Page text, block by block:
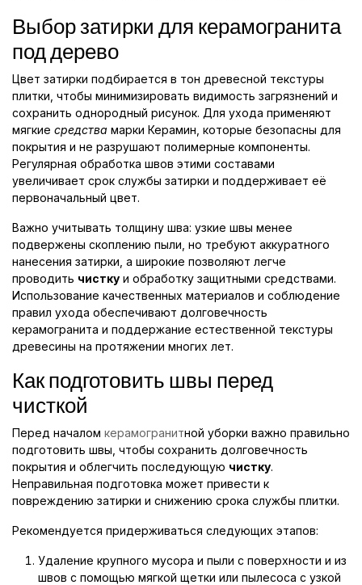
Выбор затирки для керамогранита
под дерево
Цвет затирки подбирается в тон древесной текстуры
плитки, чтобы минимизировать видимость загрязнений и
сохранить однородный рисунок. Для ухода применяют
мягкие средства марки Керамин, которые безопасны для
покрытия и не разрушают полимерные компоненты.
Регулярная обработка швов этими составами
увеличивает срок службы затирки и поддерживает её
первоначальный цвет.
Важно учитывать толщину шва: узкие швы менее
подвержены скоплению пыли, но требуют аккуратного
нанесения затирки, а широкие позволяют легче
проводить чистку и обработку защитными средствами.
Использование качественных материалов и соблюдение
правил ухода обеспечивают долговечность
керамогранита и поддержание естественной текстуры
древесины на протяжении многих лет.
Как подготовить швы перед
чисткой
Перед началом керамогранитной уборки важно правильно
подготовить швы, чтобы сохранить долговечность
покрытия и облегчить последующую чистку.
Неправильная подготовка может привести к
повреждению затирки и снижению срока службы плитки.
Рекомендуется придерживаться следующих этапов:
Удаление крупного мусора и пыли с поверхности и из
швов с помощью мягкой щетки или пылесоса с узкой